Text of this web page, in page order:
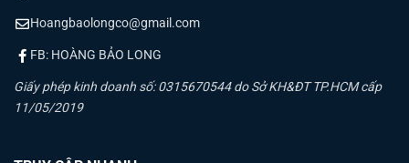
Hoangbaolongco@gmail.com
FB: HOÀNG BẢO LONG
Giấy phép kinh doanh số: 0315670544 do Sở KH&ĐT TP.HCM cấp
11/05/2019